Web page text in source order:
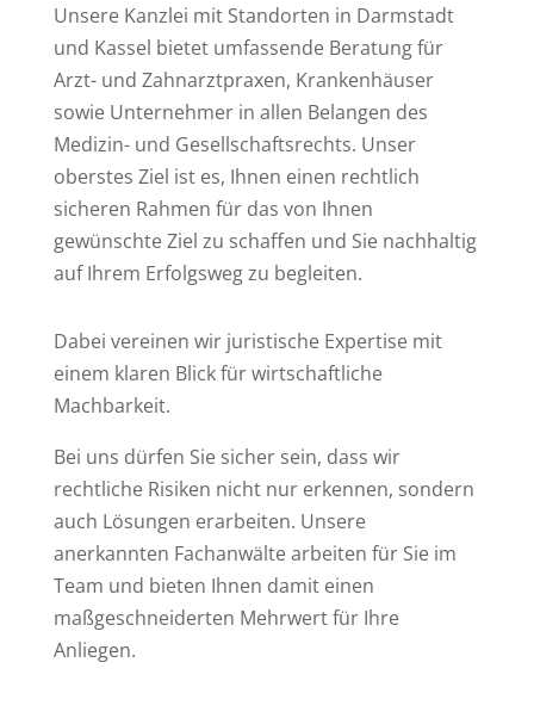
Unsere Kanzlei mit Standorten in Darmstadt
und Kassel bietet umfassende Beratung für
Arzt- und Zahnarztpraxen, Krankenhäuser
sowie Unternehmer in allen Belangen des
Medizin- und Gesellschaftsrechts. Unser
oberstes Ziel ist es, Ihnen einen rechtlich
sicheren Rahmen für das von Ihnen
gewünschte Ziel zu schaffen und Sie nachhaltig
auf Ihrem Erfolgsweg zu begleiten.
Dabei vereinen wir juristische Expertise mit
einem klaren Blick für wirtschaftliche
Machbarkeit.
Bei uns dürfen Sie sicher sein, dass wir
rechtliche Risiken nicht nur erkennen, sondern
auch Lösungen erarbeiten. Unsere
anerkannten Fachanwälte arbeiten für Sie im
Team und bieten Ihnen damit einen
maßgeschneiderten Mehrwert für Ihre
Anliegen.